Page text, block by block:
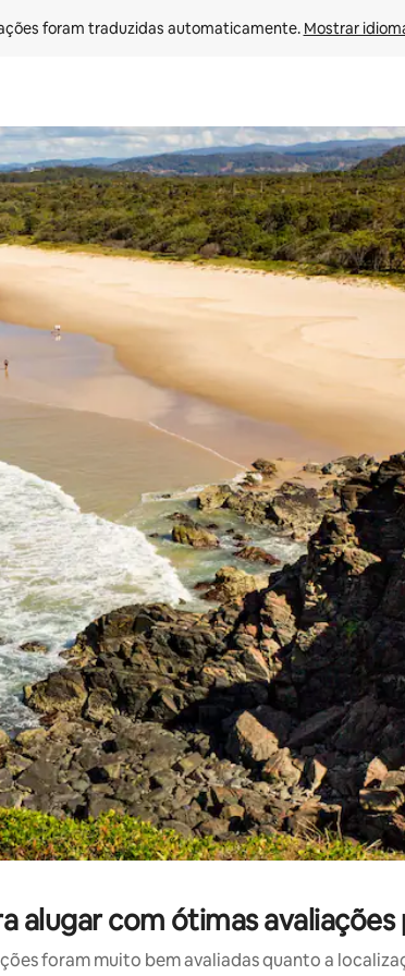
foram traduzidas automaticamente. Mostrar
as seta para cima e para baixo do teclado ou tocando
alugar com ótimas
foram muito bem avaliadas quanto a